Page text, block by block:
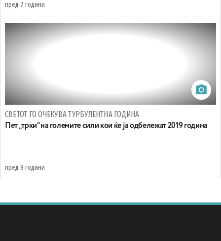
пред 7 години
СВЕТОТ ГО ОЧЕКУВА ТУРБУЛЕНТНА ГОДИНА
Пет „трки“ на големите сили кои ќе ја одбележат 2019 година
пред 8 години